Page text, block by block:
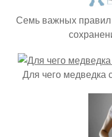
Семь важных правил
Для чего медведка